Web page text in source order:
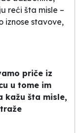
reći šta misle –
iznose stavove,
priče iz
u tome im
kažu šta misle,